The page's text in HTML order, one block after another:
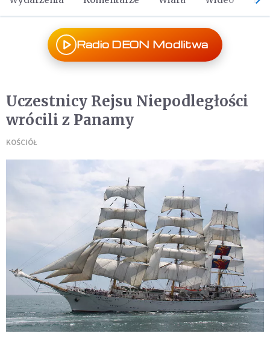
Radio DEON Modlitwa
Uczestnicy Rejsu Niepodległości
wrócili z Panamy
KOŚCIÓŁ